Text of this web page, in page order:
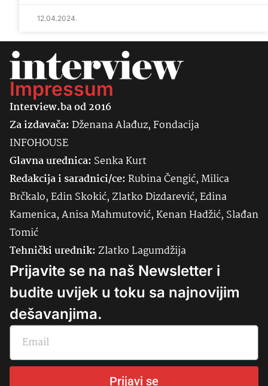
12.04.2024.
Impressum
Interview.ba od 2016
Za izdavača:Dženana Alađuz, Fondacija
INFOHOUSE
Glavna urednica: SenkaKurt
Redakcija i saradnici/ce:Rubina Čengić, Milica
Brčkalo, Edin Skokić, Zlatko Dizdarević, Edina
Kamenica, Anisa Mahmutović, Kenan Hadžić, Slađan
Tomić
Tehnički urednik:Zlatko Lagumdžija
Prijavite se na naš Newsletter i
budite uvijek u toku sa najnovijim
dešavanjima.
Prijavi se